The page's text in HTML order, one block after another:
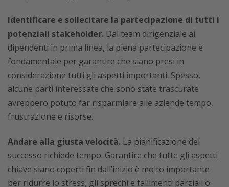
Identificare e sollecitare la partecipazione di tutti i
potenziali stakeholder. Dal team dirigenziale ai
dipendenti in prima linea, la piena partecipazione è
fondamentale per garantire che siano presi in
considerazione tutti gli aspetti importanti. Spesso,
alcune parti interessate che sono state trascurate
avrebbero potuto far risparmiare alle aziende tempo,
frustrazione e risorse.
Andare alla giusta velocità. La pianificazione del
successo richiede tempo. Garantire che tutte gli aspetti
chiave siano coperti fin dall’inizio è molto importante
per ridurre lo stress, gli sprechi e fallimenti parziali o